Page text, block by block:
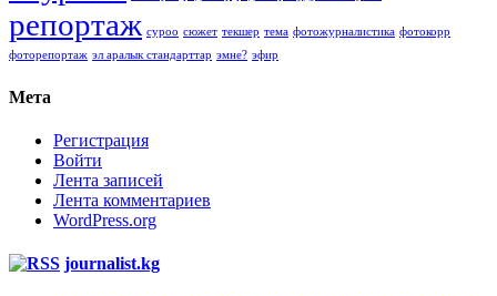
репортаж суроо сюжет текшер тема фотожурналистика фотокорр
фоторепортаж эл аралык стандарттар эмне? эфир
Мета
Регистрация
Войти
Лента записей
Лента комментариев
WordPress.org
journalist.kg